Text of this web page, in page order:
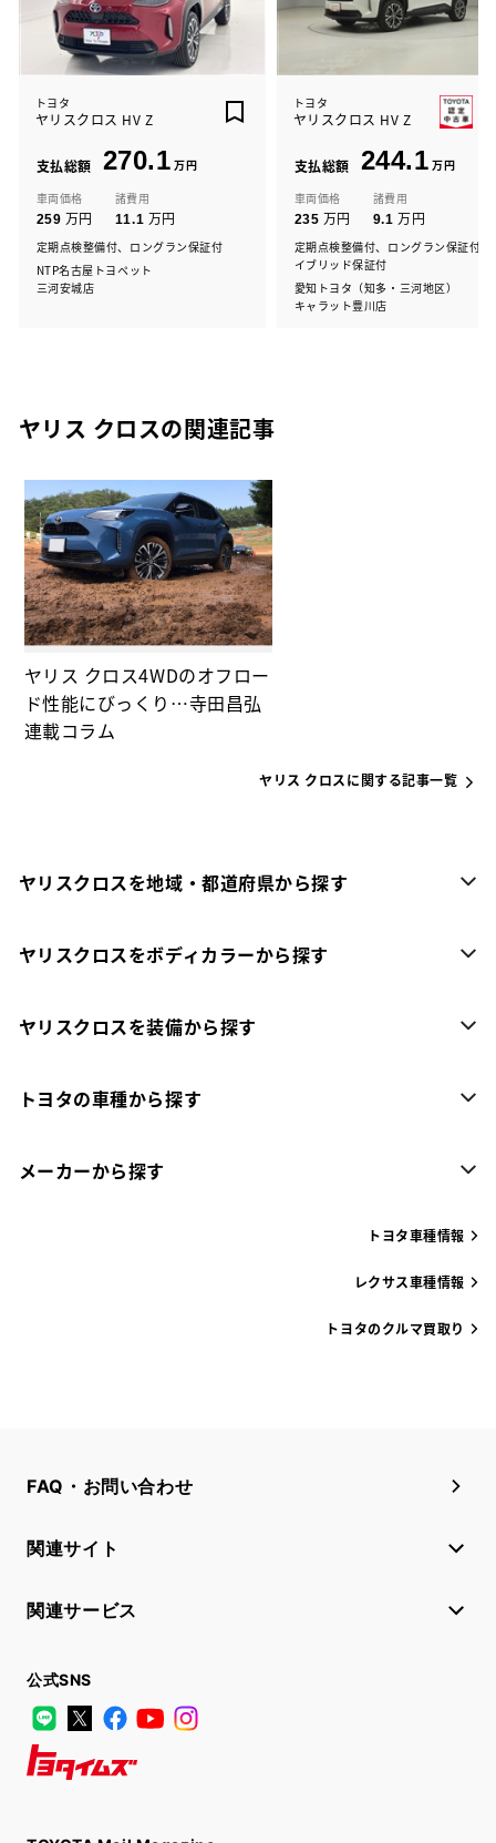
トヨタ
ヤリスクロス HV Z
支払総額 270.1 万円
車両価格
259 万円
諸費用
11.1 万円
定期点検整備付、ロングラン保証付
NTP名古屋トヨペット
三河安城店
トヨタ
ヤリスクロス HV Z
支払総額 244.1 万円
車両価格
235 万円
諸費用
9.1 万円
定期点検整備付、ロングラン保証付、
イブリッド保証付
愛知トヨタ（知多・三河地区）
キャラット豊川店
ヤリス クロスの関連記事
ヤリス クロス4WDのオフロー
ド性能にびっくり…寺田昌弘
連載コラム
ヤリス クロスに関する記事一覧
ヤリスクロスを地域・都道府県から探す
ヤリスクロスをボディカラーから探す
ヤリスクロスを装備から探す
トヨタの車種から探す
メーカーから探す
トヨタ車種情報
レクサス車種情報
トヨタのクルマ買取り
FAQ・お問い合わせ
関連サイト
関連サービス
公式SNS
LINE
X FacebookYouTube